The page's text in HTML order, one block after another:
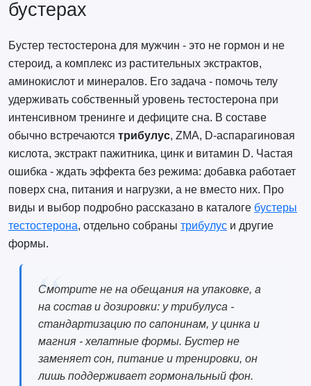
бустерах
Бустер тестостерона для мужчин - это не гормон и не
стероид, а комплекс из растительных экстрактов,
аминокислот и минералов. Его задача - помочь телу
удерживать собственный уровень тестостерона при
интенсивном тренинге и дефиците сна. В составе
обычно встречаются трибулус, ZMA, D-аспарагиновая
кислота, экстракт пажитника, цинк и витамин D. Частая
ошибка - ждать эффекта без режима: добавка работает
поверх сна, питания и нагрузки, а не вместо них. Про
виды и выбор подробно рассказано в каталоге бустеры
тестостерона, отдельно собраны трибулуси другие
формы.
Смотрите не на обещания на упаковке, а
на состав и дозировки: у трибулуса -
стандартизацию по сапонинам, у цинка и
магния - хелатные формы. Бустер не
заменяет сон, питание и тренировки, он
лишь поддерживает гормональный фон.